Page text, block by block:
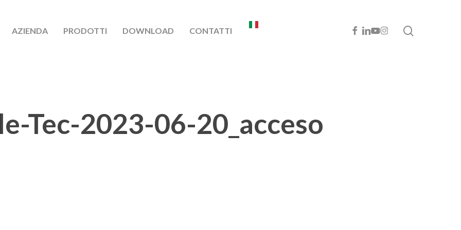
AZIENDA PRODOTTI DOWNLOAD CONTATTI FACEBOOK
LINKEDIN
YOUTUBE
INSTAGRAM
Tec-2023-06-20_acceso